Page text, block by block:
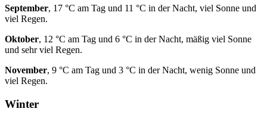
September, 17 °C am Tag und 11 °C in der Nacht, viel Sonne und
viel Regen.
Oktober, 12 °C am Tag und 6 °C in der Nacht, mäßig viel Sonne
und sehr viel Regen.
November, 9 °C am Tag und 3 °C in der Nacht, wenig Sonne und
viel Regen.
Winter